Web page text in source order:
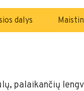
dalys
palaikančių